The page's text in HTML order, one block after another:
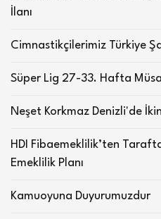
İlanı
Cimnastikçilerimiz Türkiye
Süper Lig 27-33. Hafta
Neşet Korkmaz Denizli'de
HDI Fibaemeklilik’ten
Emeklilik Planı
Kamuoyuna Duyurumuzdur